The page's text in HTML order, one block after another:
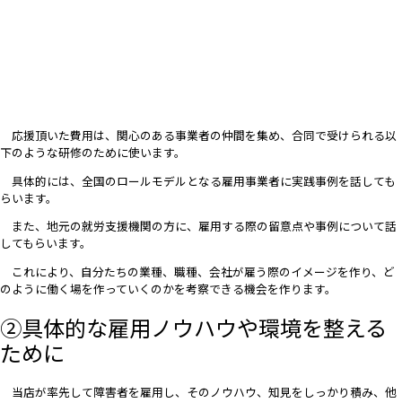
応援頂いた費用は、関心のある事業者の仲間を集め、合同で受けられる以
下のような研修のために使います。
具体的には、全国のロールモデルとなる雇用事業者に実践事例を話しても
らいます。
また、地元の就労支援機関の方に、雇用する際の留意点や事例について話
してもらいます。
これにより、自分たちの業種、職種、会社が雇う際のイメージを作り、ど
のように働く場を作っていくのかを考察できる機会を作ります。
②具体的な雇用ノウハウや環境を整える
ために
当店が率先して障害者を雇用し、そのノウハウ、知見をしっかり積み、他